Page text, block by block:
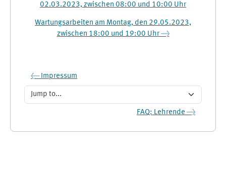
02.03.2023, zwischen 08:00 und 10:00 Uhr
Wartungsarbeiten am Montag, den 29.05.2023,
zwischen 18:00 und 19:00 Uhr →
← Impressum
Jump to...
FAQ: Lehrende →